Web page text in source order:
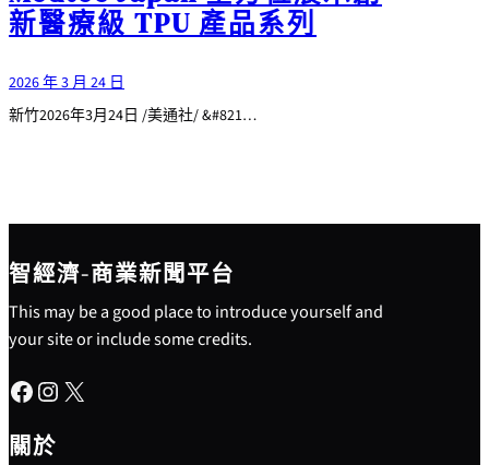
新醫療級 TPU 產品系列
2026 年 3 月 24 日
新竹2026年3月24日 /美通社/ &#821…
智經濟-商業新聞平台
This may be a good place to introduce yourself and
your site or include some credits.
Facebook Instagram X
關於